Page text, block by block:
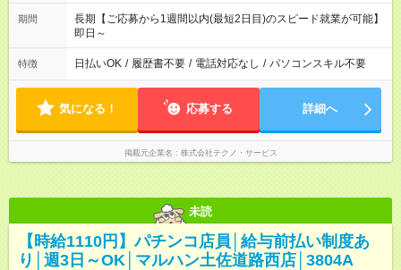
期間
長期【ご応募から1週間以内(最短2日目)のスピード就業が可能】
即日～
特徴 日払いOK / 履歴書不要 / 電話対応なし / パソコンスキル不要
気になる！ 応募する 詳細へ
掲載元企業名 株式会社テクノ・サービス
未読
【時給1110円】パチンコ店員│給与前払い制度あ
り│週3日～OK│マルハン土佐道路西店│3804A